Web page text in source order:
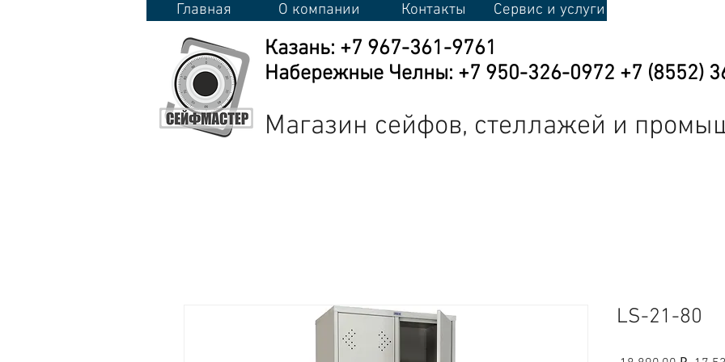
О компании Контакты Сервис и услуги
Главная
Казань: +7 967-361-9761
Набережные Челны: +7 950-326-0972 +7 (8552)
Магазин сейфов, стеллажей и
LS-21-80